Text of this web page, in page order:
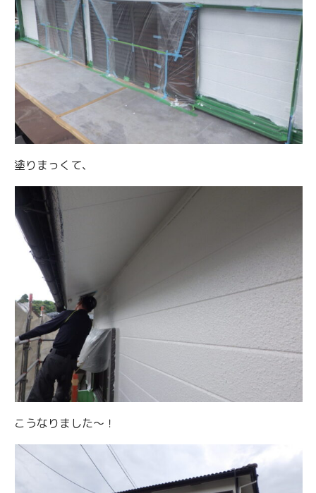
塗りまっくて、
こうなりました～！